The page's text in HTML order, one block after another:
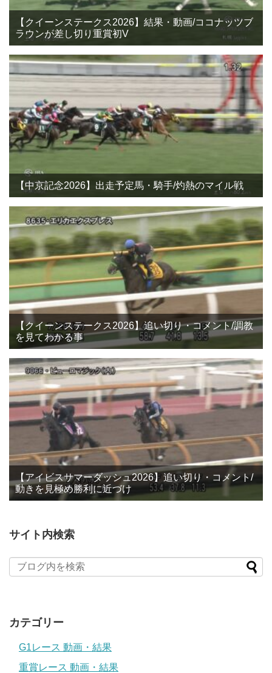
【クイーンステークス2026】結果・動画/ココナッツブ
ラウンが差し切り重賞初V
【中京記念2026】出走予定馬・騎手/灼熱のマイル戦
【クイーンステークス2026】追い切り・コメント/調教
を見てわかる事
【アイビスサマーダッシュ2026】追い切り・コメント/
動きを見極め勝利に近づけ
サイト内検索
カテゴリー
G1レース 動画・結果
重賞レース 動画・結果